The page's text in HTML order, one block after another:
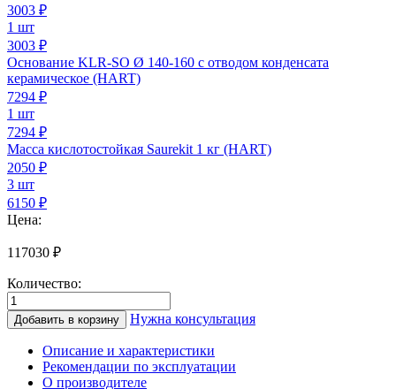
3003 ₽
1 шт
3003 ₽
Основание KLR-SO Ø 140-160 с отводом конденсата
керамическое (HART)
7294 ₽
1 шт
7294 ₽
Масса кислотостойкая Saurekit 1 кг (HART)
2050 ₽
3 шт
6150 ₽
Цена:
117030 ₽
Количество:
Количество
товара
Дымоход
керамики
Добавить в корзину Нужна консультация
Описание и характеристики
Рекомендации по эксплуатации
О производителе